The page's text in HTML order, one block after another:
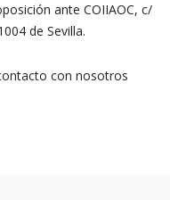
ante COIIAOC, c/
de Sevilla.
con nosotros